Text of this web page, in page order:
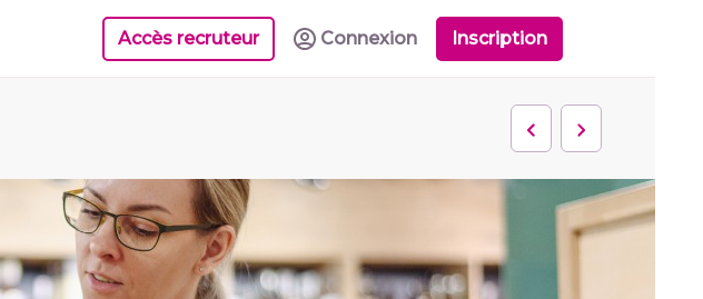
Accès recruteur Connexion Inscription